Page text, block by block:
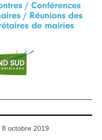
octobre 2019